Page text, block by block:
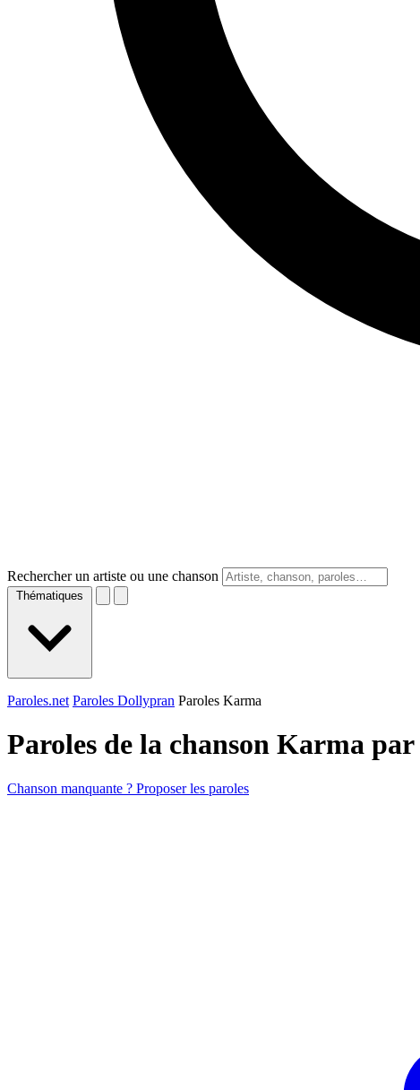
Rechercher un artiste ou une chanson
Thématiques
Paroles.net Paroles Dollypran Paroles Karma
Paroles de la chanson Karma par
Chanson manquante ? Proposer les paroles